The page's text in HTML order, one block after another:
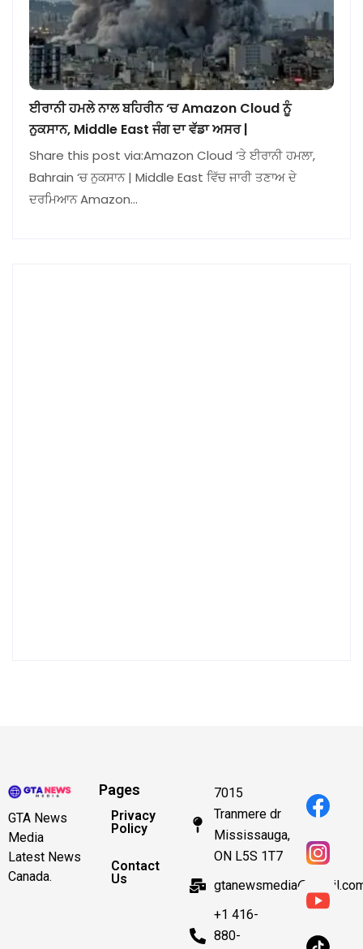
ਈਰਾਨੀ ਹਮਲੇ ਨਾਲ ਬਹਿਰੀਨ ‘ਚ Amazon Cloud ਨੂੰ
ਨੁਕਸਾਨ, Middle East ਜੰਗ ਦਾ ਵੱਡਾ ਅਸਰ |
Share this post via:Amazon Cloud ‘ਤੇ ਈਰਾਨੀ ਹਮਲਾ,
Bahrain ‘ਚ ਨੁਕਸਾਨ | Middle East ਵਿੱਚ ਜਾਰੀ ਤਣਾਅ ਦੇ
ਦਰਮਿਆਨ Amazon…
GTA News
Media
Latest News
Canada.
Pages
Privacy
Policy
Contact
Us
7015
Tranmere dr
Mississauga,
ON L5S 1T7
+1 416-
880-